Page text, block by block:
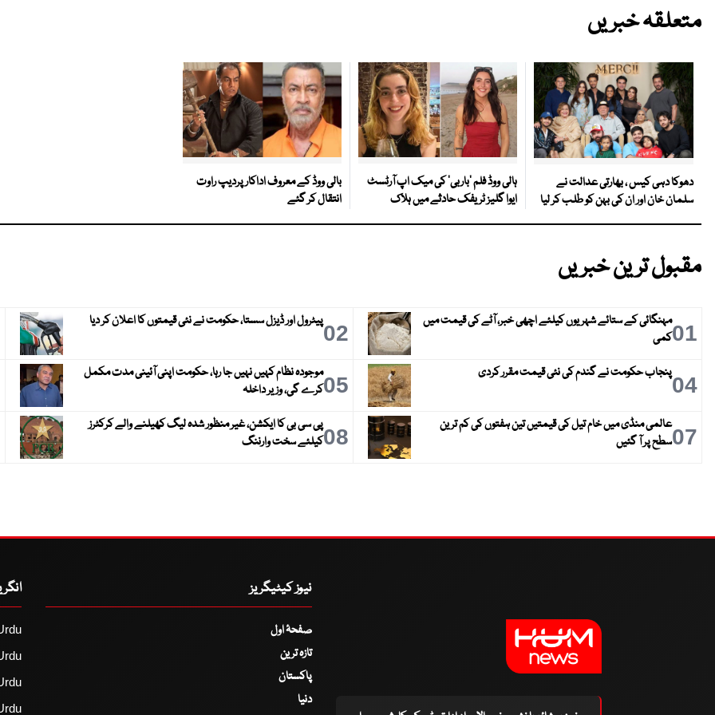
متعلقہ خبریں
دھوکا دہی کیس ، بھارتی عدالت نے
سلمان خان اور ان کی بہن کو طلب کر لیا
ہالی ووڈ فلم ’باربی‘ کی میک اپ آرٹسٹ
ایوا گلیز ٹریفک حادثے میں ہلاک
بالی ووڈ کے معروف اداکار پردیپ راوت
انتقال کر گئے
مقبول ترین خبریں
01مہنگائی کے ستائے شہریوں کیلئے اچھی خبر، آٹے کی قیمت میں
کمی
02پیٹرول اور ڈیزل سستا، حکومت نے نئی قیمتوں کا اعلان کر دیا
04پنجاب حکومت نے گندم کی نئی قیمت مقرر کردی 05موجودہ نظام کہیں نہیں جا رہا، حکومت اپنی آئینی مدت مکمل
کرے گی، وزیر داخلہ
07عالمی منڈی میں خام تیل کی قیمتیں تین ہفتوں کی کم ترین
سطح پر آ گئیں
08پی سی بی کا ایکشن، غیر منظور شدہ لیگ کھیلنے والے کرکٹرز
کیلئے سخت وارننگ
نیوز کیٹیگریز
صفحۂ اول
تازہ ترین
پاکستان
دنیا